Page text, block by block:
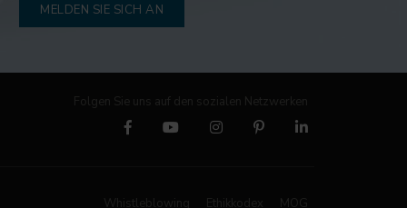
MELDEN SIE SICH AN
Folgen Sie uns auf den sozialen Netzwerken
Whistleblowing Ethikkodex MOG